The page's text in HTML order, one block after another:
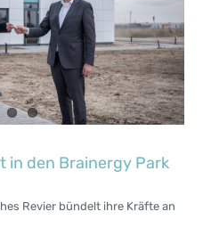
den Brainergy Park
Revier bündelt ihre Kräfte an